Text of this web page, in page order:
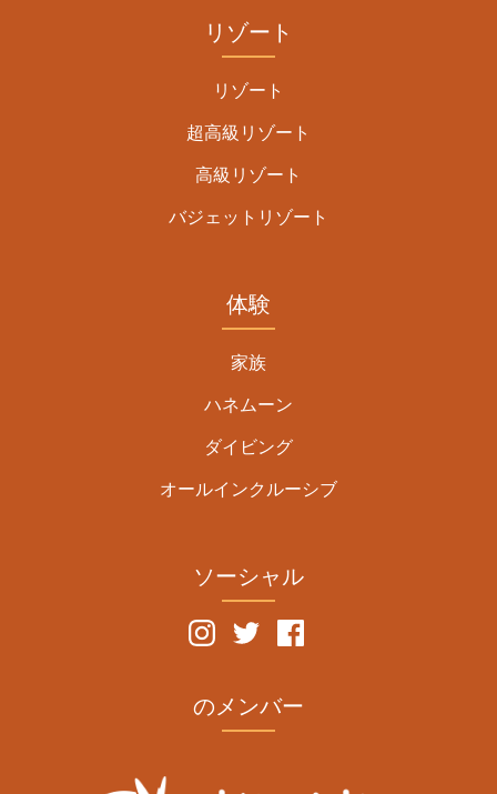
リゾート
リゾート
超高級リゾート
高級リゾート
バジェットリゾート
体験
家族
ハネムーン
ダイビング
オールインクルーシブ
ソーシャル
のメンバー